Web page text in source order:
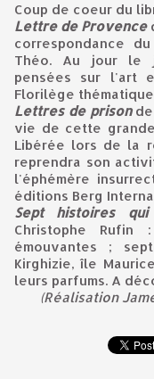
Coup de coeur du
Lettre de Provence
correspondance
Théo. Au jour le
pensées sur l'art
Florilège
Lettres de prisonde
vie de cette
Libérée lors de la
reprendra son
l'éphémère
éditions Berg
Sept histoires
Christophe
émouvantes ;
Kirghizie, île
leurs parfums. A
(Réalisation